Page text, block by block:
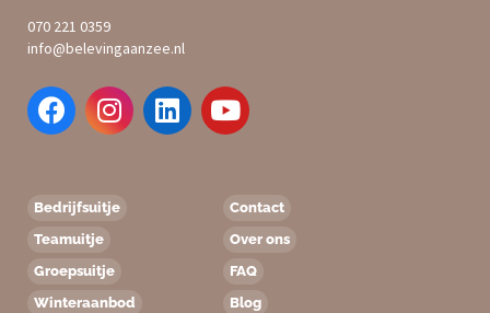
070 221 0359
info@belevingaanzee.nl
Bedrijfsuitje
Teamuitje
Groepsuitje
Winteraanbod
Contact
Over ons
FAQ
Blog